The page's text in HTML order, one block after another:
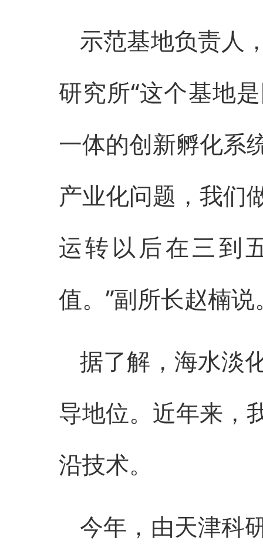
示范基地负责人
研究所“这个基地
一体的创新孵化系
产业化问题，我们
运转以后在三到
值。”副所长赵楠说
据了解，海水淡
导地位。近年来，
沿技术。
今年，由天津科